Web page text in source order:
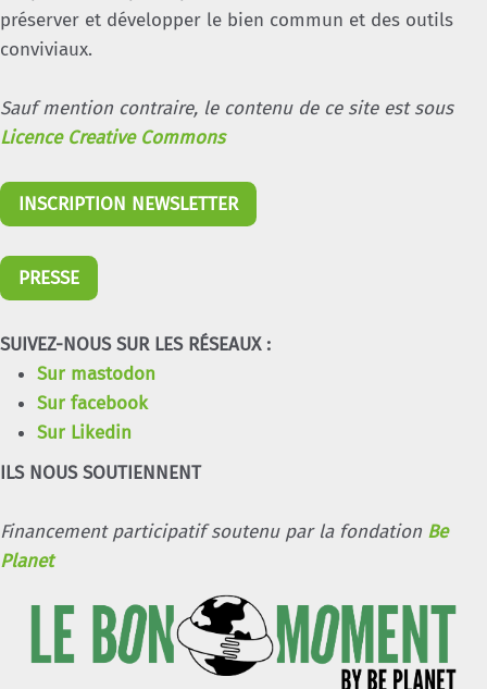
préserver et développer le bien commun et des outils
conviviaux.
Sauf mention contraire, le contenu de ce site est sous
Licence Creative Commons
INSCRIPTION NEWSLETTER
PRESSE
SUIVEZ-NOUS SUR LES RÉSEAUX :
Sur mastodon
Sur facebook
Sur Likedin
ILS NOUS SOUTIENNENT
Financement participatif soutenu par la fondation Be
Planet